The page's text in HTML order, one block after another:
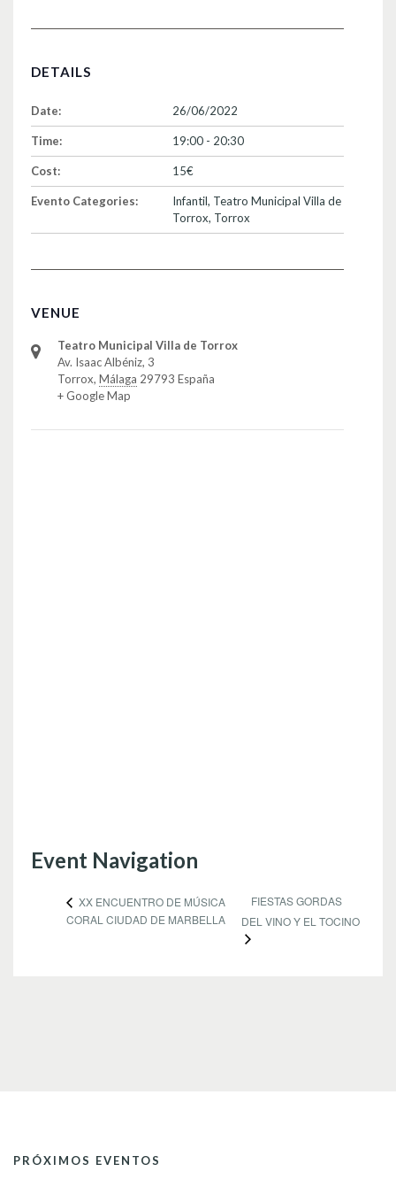
DETAILS
Date: 26/06/2022
Time: 19:00 - 20:30
Cost: 15€
Evento Categories: Infantil, Teatro Municipal Villa de
Torrox, Torrox
VENUE
Teatro Municipal Villa de Torrox
Av. Isaac Albéniz, 3
Torrox, Málaga 29793 España
+ Google Map
Event Navigation
XX ENCUENTRO DE MÚSICA
CORAL CIUDAD DE MARBELLA
FIESTAS GORDAS
DEL VINO Y EL TOCINO
PRÓXIMOS EVENTOS